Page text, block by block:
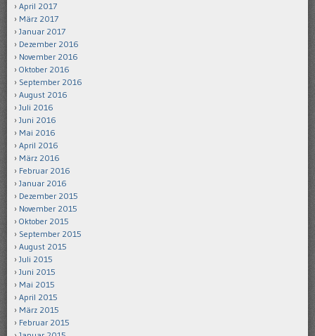
April 2017
März 2017
Januar 2017
Dezember 2016
November 2016
Oktober 2016
September 2016
August 2016
Juli 2016
Juni 2016
Mai 2016
April 2016
März 2016
Februar 2016
Januar 2016
Dezember 2015
November 2015
Oktober 2015
September 2015
August 2015
Juli 2015
Juni 2015
Mai 2015
April 2015
März 2015
Februar 2015